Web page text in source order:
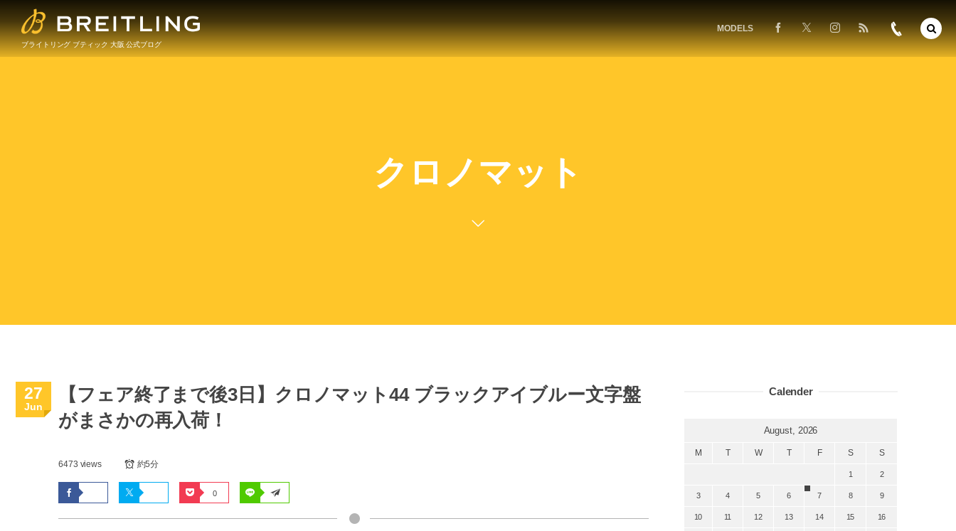
ブライトリング ブティック 大阪 公式ブログ
MODELS
クロノマット
27
Jun
【フェア終了まで後3日】クロノマット44 ブラックアイブルー文字盤
がまさかの再入荷！
6473 views 約5分
0
Calender
August, 2026
M T W T F S S
1 2
3 4 5 6 7 8 9
10 11 12 13 14 15 16